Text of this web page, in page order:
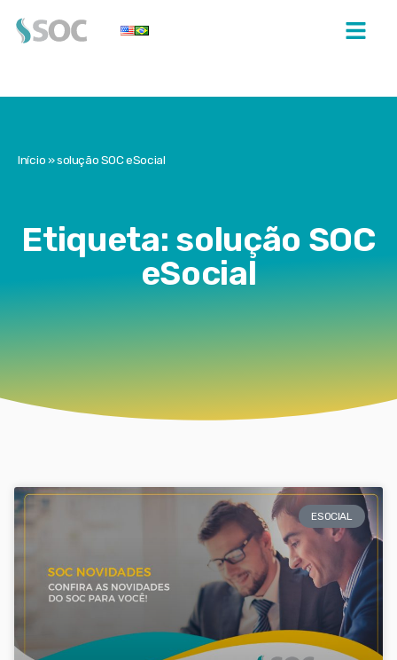
Início»solução SOC eSocial
Etiqueta: solução SOC
eSocial
ESOCIAL